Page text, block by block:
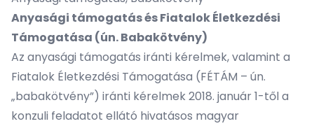
Anyasági támogatás és Fiatalok Életkezdési
Támogatása (ún. Babakötvény)
Az anyasági támogatás iránti kérelmek, valamint a
Fiatalok Életkezdési Támogatása (FÉTÁM – ún.
„babakötvény”) iránti kérelmek 2018. január 1-től a
konzuli feladatot ellátó hivatásos magyar